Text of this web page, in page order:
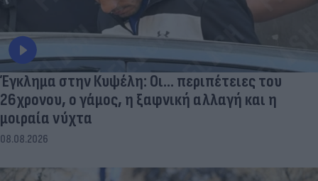
Έγκλημα στην Κυψέλη: Οι... περιπέτειες του
26χρονου, ο γάμος, η ξαφνική αλλαγή και η
μοιραία νύχτα
08.08.2026